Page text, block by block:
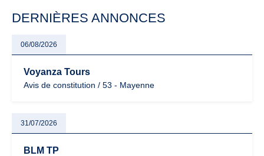
DERNIÈRES ANNONCES
06/08/2026
Voyanza Tours
Avis de constitution / 53 - Mayenne
31/07/2026
BLM TP